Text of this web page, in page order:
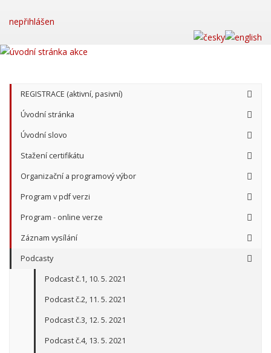
nepřihlášen
REGISTRACE (aktivní, pasivní)
Úvodní stránka
Úvodní slovo
Stažení certifikátu
Organizační a programový výbor
Program v pdf verzi
Program - online verze
Záznam vysílání
Podcasty
Podcast č.1, 10. 5. 2021
Podcast č.2, 11. 5. 2021
Podcast č.3, 12. 5. 2021
Podcast č.4, 13. 5. 2021